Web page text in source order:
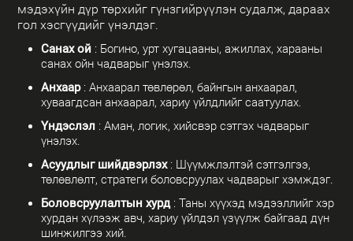
мэдэхүйн дүр төрхийг гүнзгийрүүлэн судалж, дараах
гол хэсгүүдийг үнэлдэг.
Санах ой : Богино, урт хугацааны, ажиллах, харааны
санах ойн чадварыг үнэлэх.
Анхаар: Анхаарал төвлөрөл, байнгын анхаарал,
хуваагдсан анхаарал, хариу үйлдлийг саатуулах.
Үндэслэл : Аман, логик, хийсвэр сэтгэх чадварыг
үнэлэх.
Асуудлыг шийдвэрлэх: Шүүмжлэлтэй сэтгэлгээ,
төлөвлөлт, стратеги боловсруулах чадварыг хэмждэг.
Боловсруулалтын хурд: Таны хүүхэд мэдээллийг хэр
хурдан хүлээж авч, хариу үйлдэл үзүүлж байгаад дүн
шинжилгээ хий.